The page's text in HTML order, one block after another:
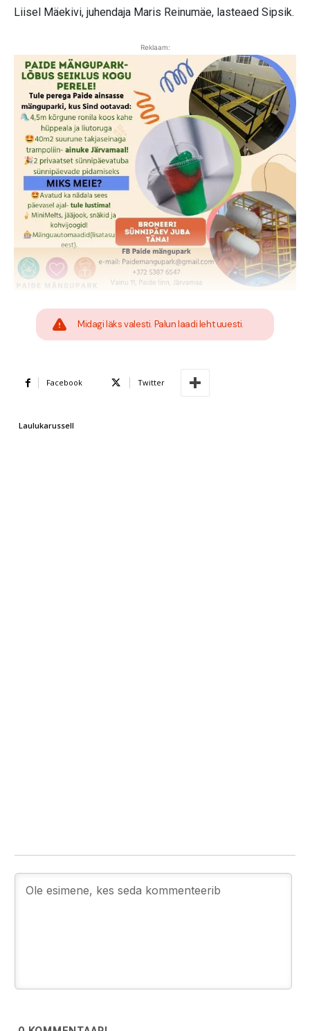
Liisel Mäekivi, juhendaja Maris Reinumäe, lasteaed Sipsik.
Reklaam:
Midagi läks valesti. Palun laadi leht uuesti.
Facebook Twitter
Laulukarussell